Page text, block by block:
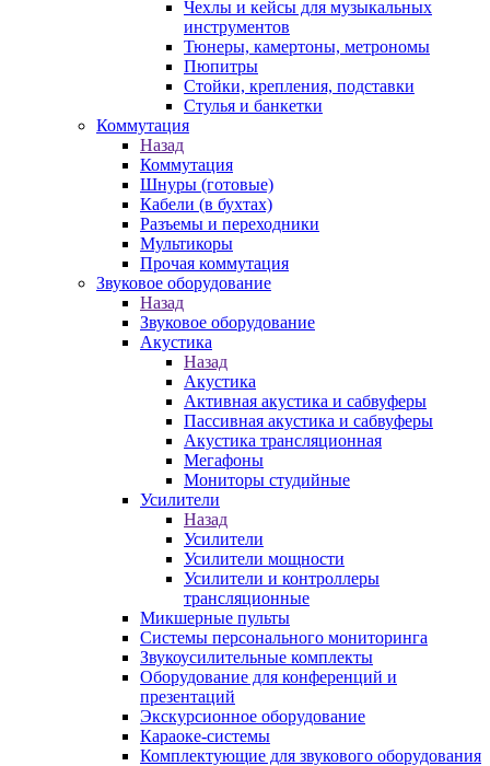
Чехлы и кейсы для музыкальных
инструментов
Тюнеры, камертоны, метрономы
Пюпитры
Стойки, крепления, подставки
Стулья и банкетки
Коммутация
Назад
Коммутация
Шнуры (готовые)
Кабели (в бухтах)
Разъемы и переходники
Мультикоры
Прочая коммутация
Звуковое оборудование
Назад
Звуковое оборудование
Акустика
Назад
Акустика
Активная акустика и сабвуферы
Пассивная акустика и сабвуферы
Акустика трансляционная
Мегафоны
Мониторы студийные
Усилители
Назад
Усилители
Усилители мощности
Усилители и контроллеры
трансляционные
Микшерные пульты
Системы персонального мониторинга
Звукоусилительные комплекты
Оборудование для конференций и
презентаций
Экскурсионное оборудование
Караоке-системы
Комплектующие для звукового оборудования